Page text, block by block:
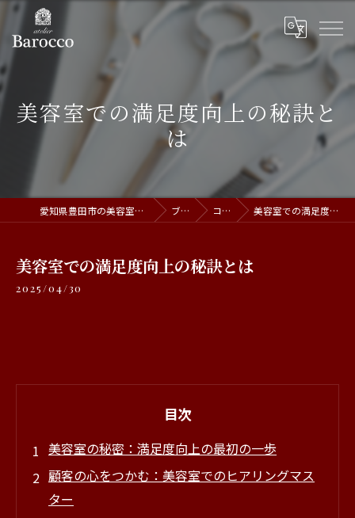
美容室での満足度向上の秘訣と
は
愛知県豊田市の美容室ならatelier Barocco ブログ コラム 美容室での満足度向上の秘訣とは
美容室での満足度向上の秘訣とは
2025/04/30
目次
美容室の秘密：満足度向上の最初の一歩
顧客の心をつかむ：美容室でのヒアリングマス
ター